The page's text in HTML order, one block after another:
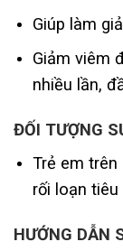
Giúp làm
Giảm viêm
nhiều lần,
ĐỐI TƯỢNG
Trẻ em trên
rối loạn tiêu
HƯỚNG DẪN